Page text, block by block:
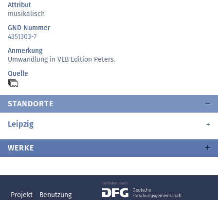
Attribut
musikalisch
GND Nummer
4351303-7
Anmerkung
Umwandlung in VEB Edition Peters.
Quelle
STANDORTE
Leipzig
WERKE
Projekt Benutzung